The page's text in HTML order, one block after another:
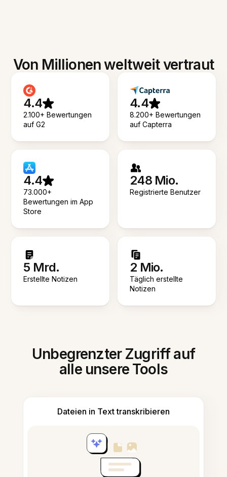
Von Millionen weltweit vertraut
4.4
2.100+ Bewertungen
auf G2
4.4
8.200+ Bewertungen
auf Capterra
4.4
73.000+
Bewertungen im App
Store
248 Mio.
Registrierte Benutzer
5 Mrd.
Erstellte Notizen
2 Mio.
Täglich erstellte
Notizen
Unbegrenzter Zugriff auf
alle unsere Tools
Dateien in Text transkribieren